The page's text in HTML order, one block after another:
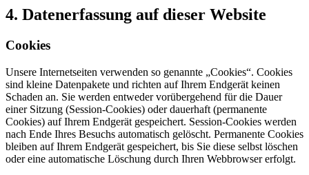
4. Datenerfassung auf dieser Website
Cookies
Unsere Internetseiten verwenden so genannte „Cookies“. Cookies
sind kleine Datenpakete und richten auf Ihrem Endgerät keinen
Schaden an. Sie werden entweder vorübergehend für die Dauer
einer Sitzung (Session-Cookies) oder dauerhaft (permanente
Cookies) auf Ihrem Endgerät gespeichert. Session-Cookies werden
nach Ende Ihres Besuchs automatisch gelöscht. Permanente Cookies
bleiben auf Ihrem Endgerät gespeichert, bis Sie diese selbst löschen
oder eine automatische Löschung durch Ihren Webbrowser erfolgt.